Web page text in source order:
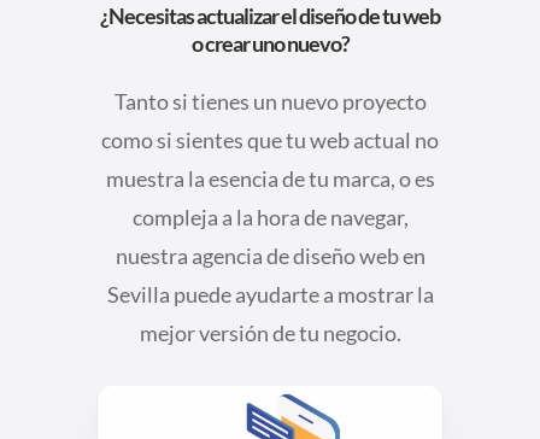
¿Necesitas actualizar el diseño de tu web
o crear uno nuevo?
Tanto si tienes un nuevo proyecto
como si sientes que tu web actual no
muestra la esencia de tu marca, o es
compleja a la hora de navegar,
nuestra agencia de diseño web en
Sevilla puede ayudarte a mostrar la
mejor versión de tu negocio.